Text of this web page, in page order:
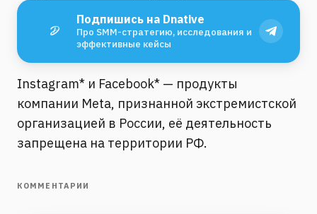
Подпишись на Dnative
Про SMM-стратегию, исследования и
эффективные кейсы
Instagram* и Facebook* — продукты
компании Meta, признанной экстремистской
организацией в России, её деятельность
запрещена на территории РФ.
КОММЕНТАРИИ